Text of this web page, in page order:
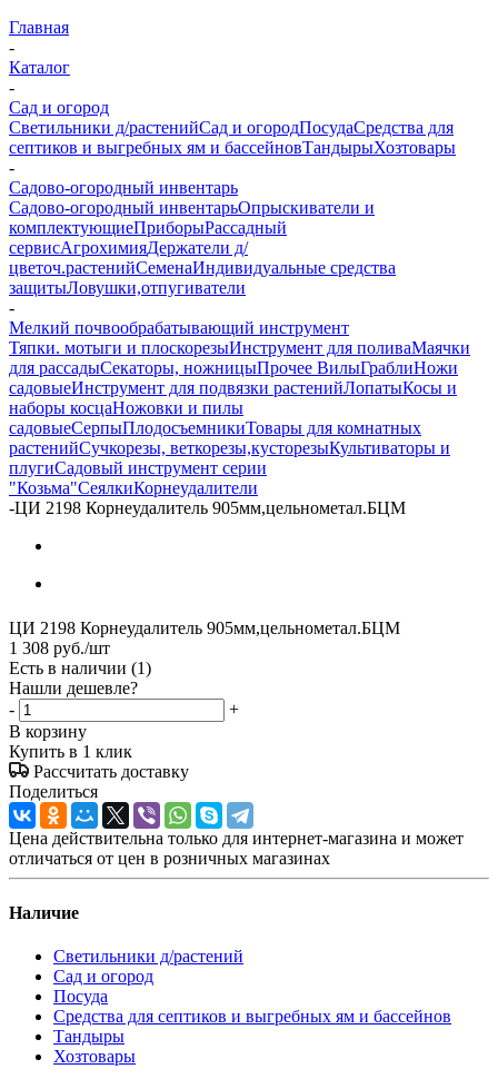
Главная
-
Каталог
-
Сад и огород
Светильники д/растенийСад и огородПосудаСредства для
септиков и выгребных ям и бассейновТандырыХозтовары
-
Садово-огородный инвентарь
Садово-огородный инвентарьОпрыскиватели и
комплектующиеПриборыРассадный
сервисАгрохимияДержатели д/
цветоч.растенийСеменаИндивидуальные средства
защитыЛовушки,отпугиватели
-
Мелкий почвообрабатывающий инструмент
Тяпки. мотыги и плоскорезыИнструмент для поливаМаячки
для рассадыСекаторы, ножницыПрочее ВилыГраблиНожи
садовыеИнструмент для подвязки растенийЛопатыКосы и
наборы косцаНожовки и пилы
садовыеСерпыПлодосъемникиТовары для комнатных
растенийСучкорезы, веткорезы,кусторезыКультиваторы и
плугиСадовый инструмент серии
"Козьма"СеялкиКорнеудалители
-ЦИ 2198 Корнеудалитель 905мм,цельнометал.БЦМ
ЦИ 2198 Корнеудалитель 905мм,цельнометал.БЦМ
1 308 руб./шт
Есть в наличии (1)
Нашли дешевле?
-
+
В корзину
Купить в 1 клик
Рассчитать доставку
Поделиться
Цена действительна только для интернет-магазина и может
отличаться от цен в розничных магазинах
Наличие
Светильники д/растений
Сад и огород
Посуда
Средства для септиков и выгребных ям и бассейнов
Тандыры
Хозтовары